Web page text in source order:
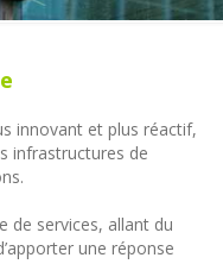
innovant et plus réactif,
infrastructures de
de services, allant du
une réponse